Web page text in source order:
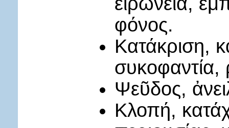
φόνος.
Κατάκριση,
συκοφαντία,
Ψεῦδος,
Κλοπή,